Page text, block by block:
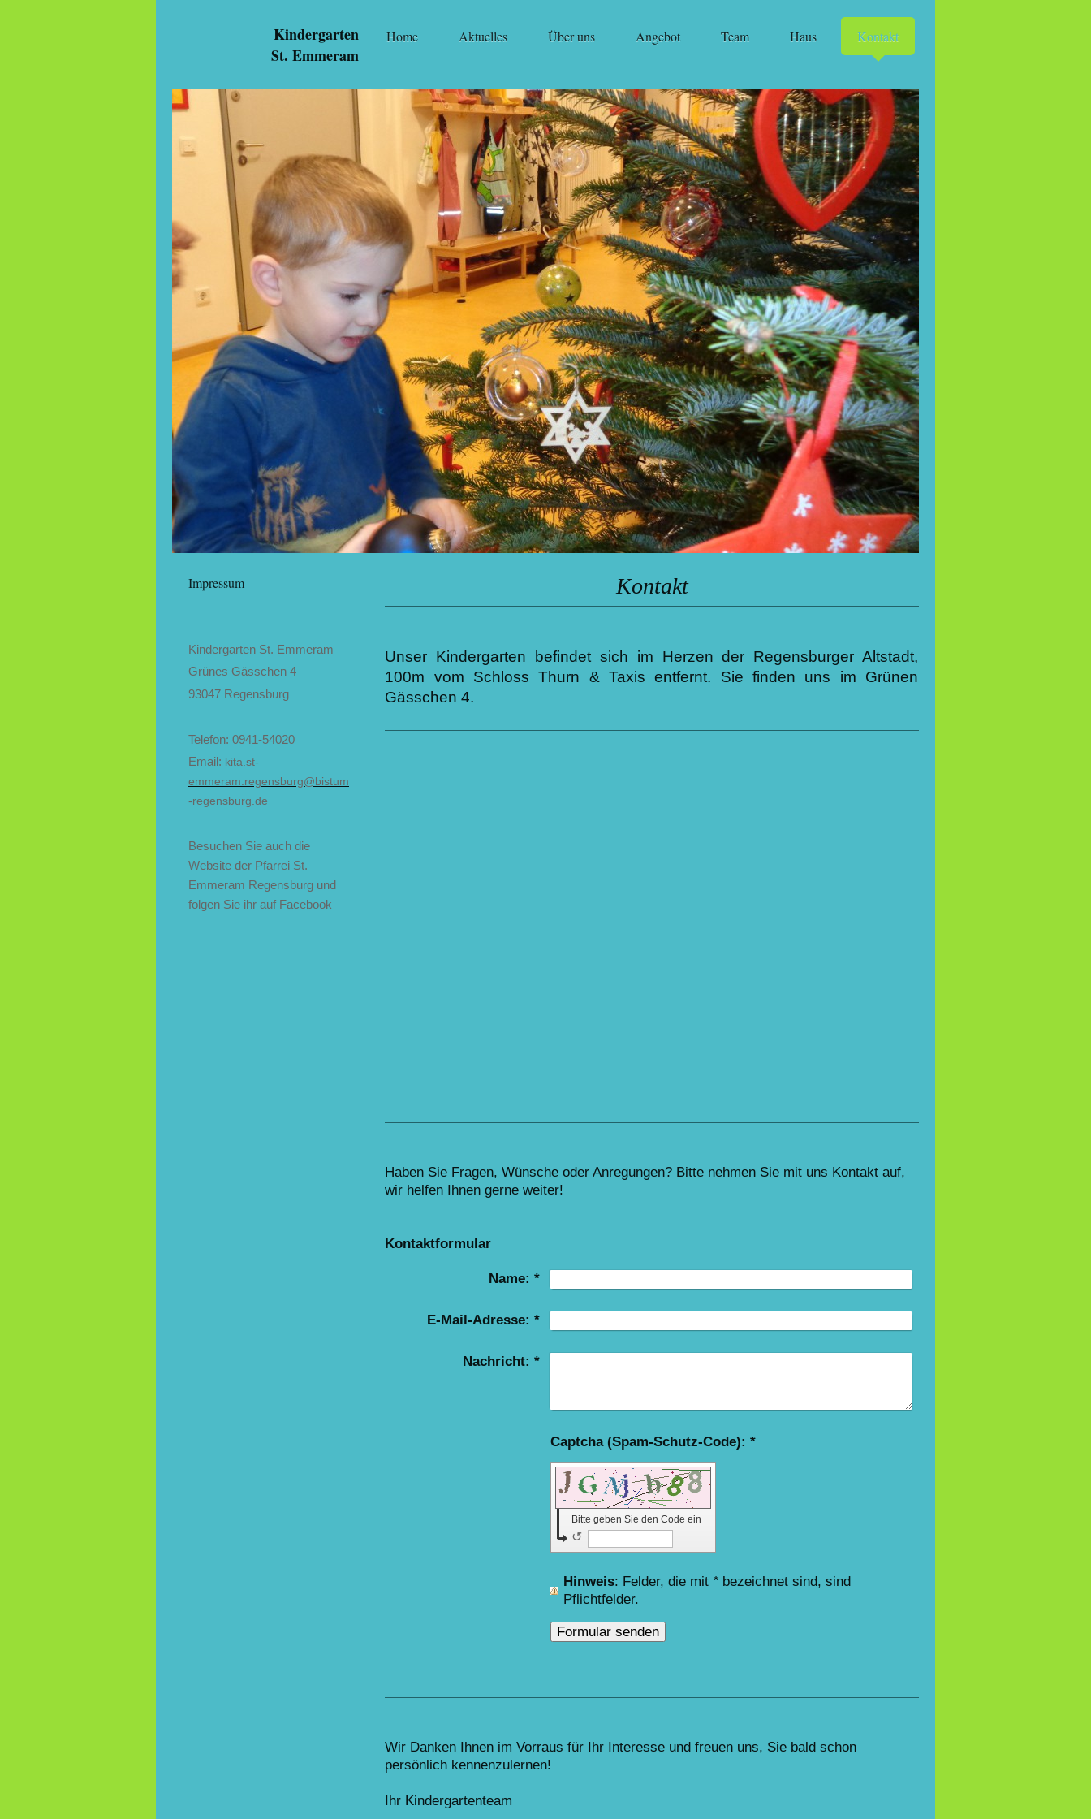
Kindergarten
St. Emmeram
Home Aktuelles Über uns Angebot Team Haus Kontakt
Kontakt
Unser Kindergarten befindet sich im Herzen der Regensburger Altstadt,
100m vom Schloss Thurn & Taxis entfernt. Sie finden uns im Grünen
Gässchen 4.
Haben Sie Fragen, Wünsche oder Anregungen? Bitte nehmen Sie mit uns Kontakt auf,
wir helfen Ihnen gerne weiter!
Kontaktformular
Name: *
E-Mail-Adresse: *
Nachricht: *
Captcha (Spam-Schutz-Code): *
Bitte geben Sie den Code ein
↺
Hinweis : Felder, die mit * bezeichnet sind, sind
Pflichtfelder.
Wir Danken Ihnen im Vorraus für Ihr Interesse und freuen uns, Sie bald schon
persönlich kennenzulernen!
Ihr Kindergartenteam
Impressum
Kindergarten St. Emmeram
Grünes Gässchen 4
93047 Regensburg
Telefon: 0941-54020
Email: kita.st-
emmeram.regensburg@bistum
-regensburg.de
Besuchen Sie auch die
Website der Pfarrei St.
Emmeram Regensburg und
folgen Sie ihr auf Facebook